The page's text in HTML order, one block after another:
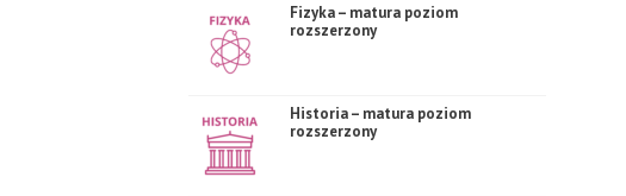
Fizyka – matura poziom
rozszerzony
Historia – matura poziom
rozszerzony